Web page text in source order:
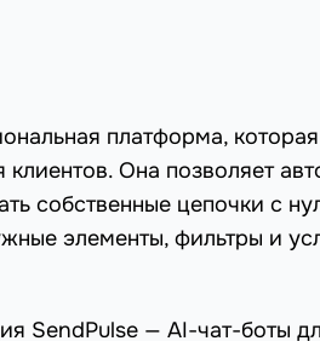
платформа,
Она позволяет
собственные цепочки с
элементы, фильтры и
SendPulse — AI-чат-боты